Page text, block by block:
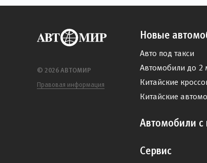
© 2026 АВТОМИР
Правовая информация
Новые
Авто под такси
Автомобили до 2
Китайские
Китайские
Автомобили с
Сервис